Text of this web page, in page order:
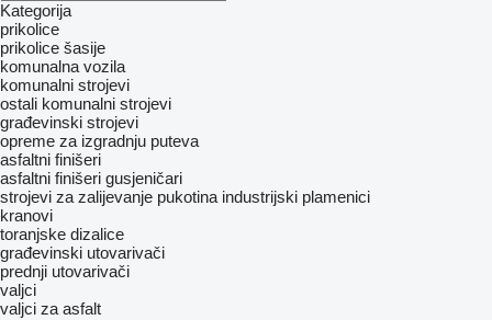
Kategorija
prikolice
prikolice šasije
komunalna vozila
komunalni strojevi
ostali komunalni strojevi
građevinski strojevi
opreme za izgradnju puteva
asfaltni finišeri
asfaltni finišeri gusjeničari
strojevi za zalijevanje pukotina industrijski plamenici
kranovi
toranjske dizalice
građevinski utovarivači
prednji utovarivači
valjci
valjci za asfalt